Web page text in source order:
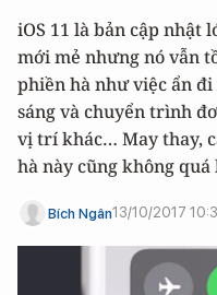
iOS 11 là bản cập nhật
mới mẻ nhưng nó vẫn
phiền hà như việc ẩn
sáng và chuyển trình
vị trí khác… May thay,
hà này cũng không quá
Bích Ngân13/10/2017